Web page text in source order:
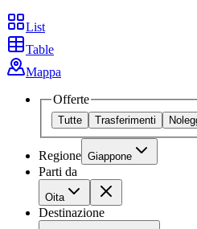
List
Table
Mappa
Offerte
Tutte Trasferimenti
Regione Giappone
Parti da
Oita
Destinazione